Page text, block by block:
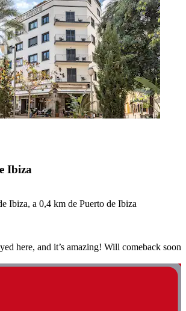
Ibiza
Ibiza, a 0,4 km de Puerto de Ibiza
here, and it’s amazing! Will comeback soon